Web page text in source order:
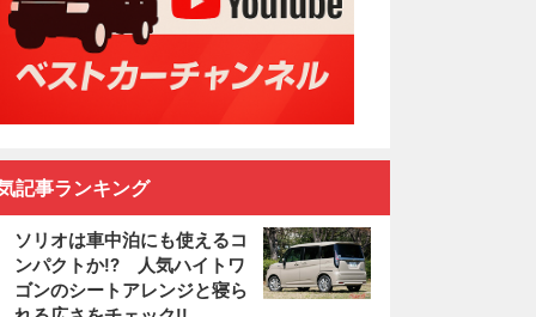
記事ランキング
ソリオは車中泊にも使えるコ
ンパクトか!? 人気ハイトワ
ゴンのシートアレンジと寝ら